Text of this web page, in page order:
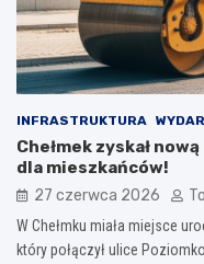
INFRASTRUKTURA
Chełmek zyskał
dla mieszkańców!
27 czerwca 2026
W Chełmku miała miejsce
który połączył ulice